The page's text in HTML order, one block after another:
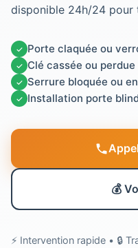
disponible 24h/24 pour
✓ Porte claquée ou
✓ Clé cassée ou perdue
✓ Serrure bloquée ou
✓ Installation porte
💰
⚡ Intervention rapide • 🔒